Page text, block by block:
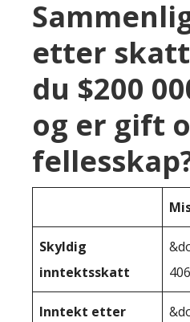
etter
du $200
og er gift
Skyldig
inntektsskatt
406
Inntekt etter